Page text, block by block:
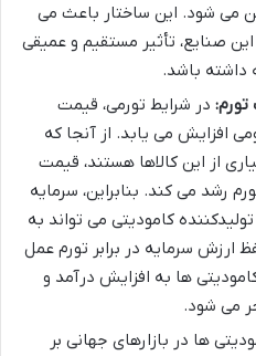
می شود. این ساختار باعث می
صنایع، تأثیر مستقیم و عمیقی
داشته باشد.
در شرایط تورمی، قیمت
افزایش می یابد. از آنجا که
از این کالاها هستند، قیمت
رشد می کند. بنابراین، سرمایه
کامودیتی می تواند به
ارزش سرمایه در برابر تورم عمل
ها به افزایش درآمد و
می شود.
ها در بازارهای جهانی بر